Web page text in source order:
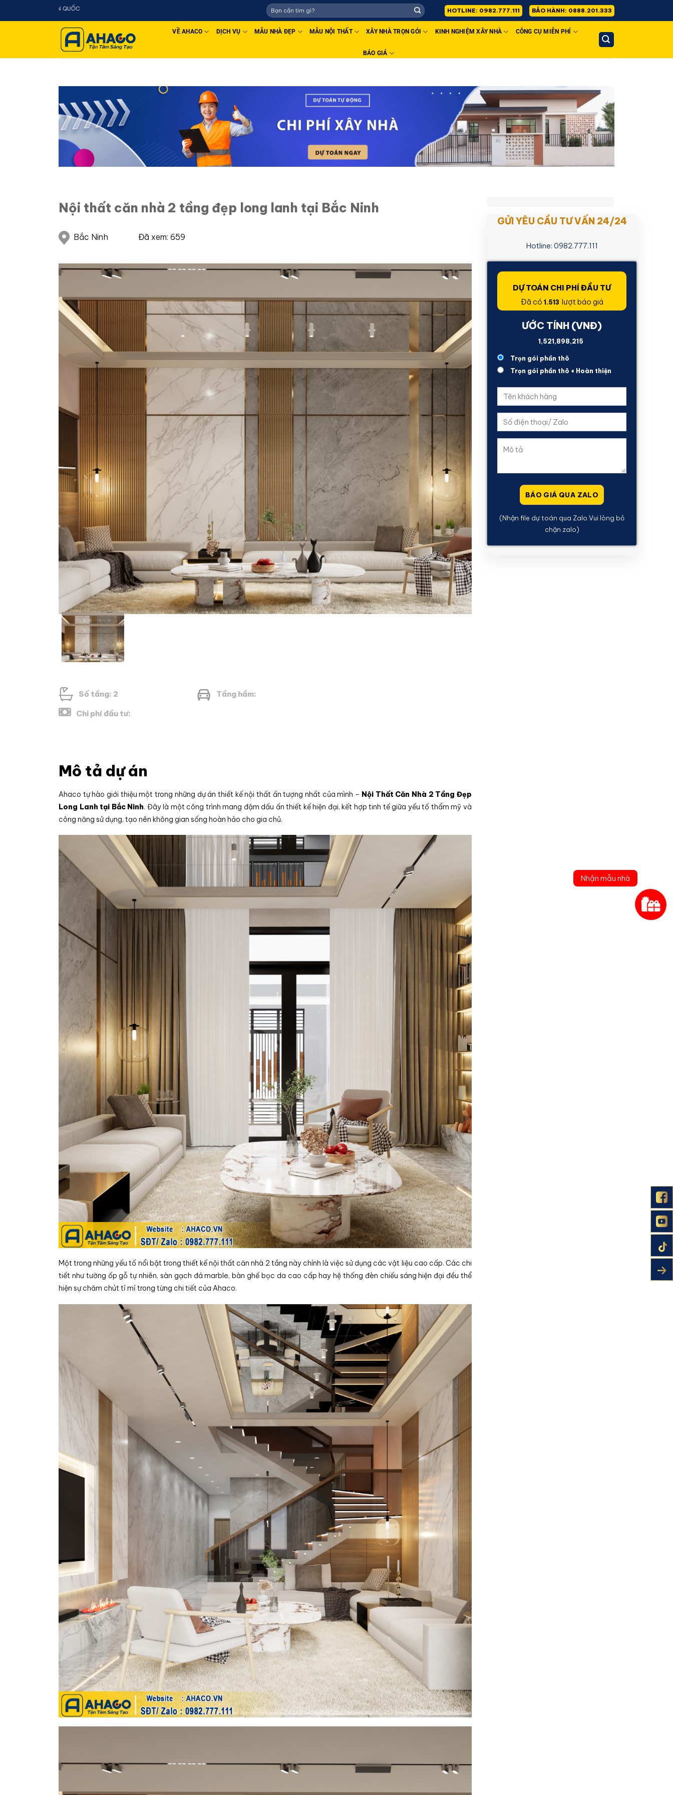
Nhận mẫu nhà
AHACO - THIẾT KẾ THI CÔNG UY TÍN - CHẤT LƯỢNG TOÀN QUỐC HOTLINE: 0982.777.111 BẢO HÀNH: 0888.201.333
VỀ AHACO DỊCH VỤ MẪU NHÀ ĐẸP MẪU NỘI THẤT XÂY NHÀ TRỌN GÓI KINH NGHIỆM XÂY NHÀ CÔNG CỤ MIỄN PHÍ
BÁO GIÁ
Nội thất căn nhà 2 tầng đẹp long lanh tại Bắc Ninh
Bắc Ninh Đã xem: 659
Số tầng: 2 Tầng hầm:
Chi phí đầu tư:
Mô tả dự án
Ahaco tự hào giới thiệu một trong những dự án thiết kế nội thất ấn tượng nhất của mình – Nội Thất Căn Nhà 2 Tầng Đẹp
Long Lanh tại Bắc Ninh. Đây là một công trình mang đậm dấu ấn thiết kế hiện đại, kết hợp tinh tế giữa yếu tố thẩm mỹ và
công năng sử dụng, tạo nên không gian sống hoàn hảo cho gia chủ.
Một trong những yếu tố nổi bật trong thiết kế nội thất căn nhà 2 tầng này chính là việc sử dụng các vật liệu cao cấp. Các chi
tiết như tường ốp gỗ tự nhiên, sàn gạch đá marble, bàn ghế bọc da cao cấp hay hệ thống đèn chiếu sáng hiện đại đều thể
hiện sự chăm chút tỉ mỉ trong từng chi tiết của Ahaco.
GỬI YÊU CẦU TƯ VẤN 24/24
Hotline: 0982.777.111
DỰ TOÁN CHI PHÍ ĐẦU TƯ
Đã có 1.513 lượt báo giá
ƯỚC TÍNH (VNĐ)
1,189,137,432
Trọn gói phần thô
Trọn gói phần thô + Hoàn thiện
(Nhận file dự toán qua Zalo.Vui lòng bỏ
chặn zalo)